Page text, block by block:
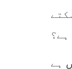
ہے؟
ہے